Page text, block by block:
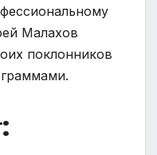
Малахов
поклонников